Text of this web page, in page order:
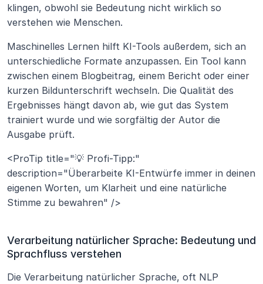
klingen, obwohl sie Bedeutung nicht wirklich so
verstehen wie Menschen.
Maschinelles Lernen hilft KI-Tools außerdem, sich an
unterschiedliche Formate anzupassen. Ein Tool kann
zwischen einem Blogbeitrag, einem Bericht oder einer
kurzen Bildunterschrift wechseln. Die Qualität des
Ergebnisses hängt davon ab, wie gut das System
trainiert wurde und wie sorgfältig der Autor die
Ausgabe prüft.
<ProTip title="💡 Profi-Tipp:"
description="Überarbeite KI-Entwürfe immer in deinen
eigenen Worten, um Klarheit und eine natürliche
Stimme zu bewahren" />
Verarbeitung natürlicher Sprache: Bedeutung und
Sprachfluss verstehen
Die Verarbeitung natürlicher Sprache, oft NLP